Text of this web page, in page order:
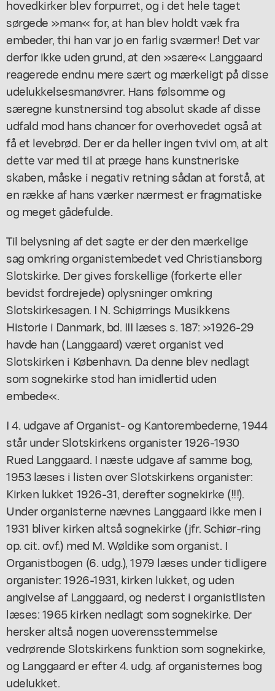
hovedkirker blev forpurret, og i det hele taget
sørgede »man« for, at han blev holdt væk fra
embeder, thi han var jo en farlig sværmer! Det var
derfor ikke uden grund, at den »sære« Langgaard
reagerede endnu mere sært og mærkeligt på disse
udelukkelsesmanøvrer. Hans følsomme og
særegne kunstnersind tog absolut skade af disse
udfald mod hans chancer for overhovedet også at
få et levebrød. Der er da heller ingen tvivl om, at alt
dette var med til at præge hans kunstneriske
skaben, måske i negativ retning sådan at forstå, at
en række af hans værker nærmest er fragmatiske
og meget gådefulde.
Til belysning af det sagte er der den mærkelige
sag omkring organistembedet ved Christiansborg
Slotskirke. Der gives forskellige (forkerte eller
bevidst fordrejede) oplysninger omkring
Slotskirkesagen. I N. Schiørrings Musikkens
Historie i Danmark, bd. III læses s. 187: »1926-29
havde han (Langgaard) været organist ved
Slotskirken i København. Da denne blev nedlagt
som sognekirke stod han imidlertid uden
embede«.
I 4. udgave af Organist- og Kantorembederne, 1944
står under Slotskirkens organister 1926-1930
Rued Langgaard. I næste udgave af samme bog,
1953 læses i listen over Slotskirkens organister:
Kirken lukket 1926-31, derefter sognekirke (!!!).
Under organisterne nævnes Langgaard ikke men i
1931 bliver kirken altså sognekirke (jfr. Schiør-ring
op. cit. ovf.) med M. Wøldike som organist. I
Organistbogen (6. udg.), 1979 læses under tidligere
organister: 1926-1931, kirken lukket, og uden
angivelse af Langgaard, og nederst i organistlisten
læses: 1965 kirken nedlagt som sognekirke. Der
hersker altså nogen uoverensstemmelse
vedrørende Slotskirkens funktion som sognekirke,
og Langgaard er efter 4. udg. af organisternes bog
udelukket.